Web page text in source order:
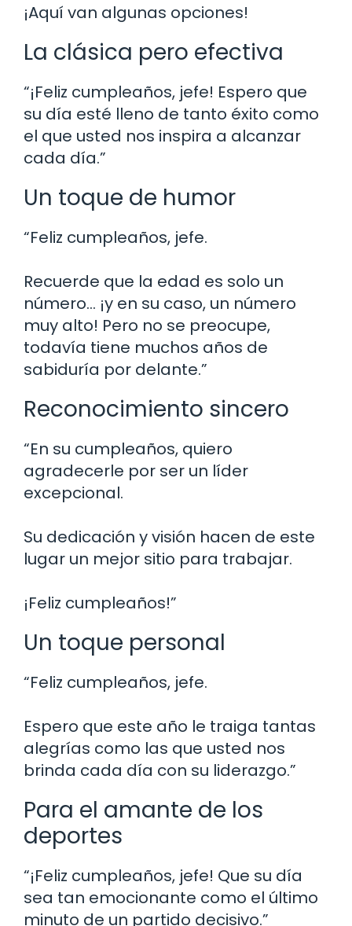
¡Aquí van algunas opciones!
La clásica pero efectiva
“¡Feliz cumpleaños, jefe! Espero que
su día esté lleno de tanto éxito como
el que usted nos inspira a alcanzar
cada día.”
Un toque de humor
“Feliz cumpleaños, jefe.
Recuerde que la edad es solo un
número… ¡y en su caso, un número
muy alto! Pero no se preocupe,
todavía tiene muchos años de
sabiduría por delante.”
Reconocimiento sincero
“En su cumpleaños, quiero
agradecerle por ser un líder
excepcional.
Su dedicación y visión hacen de este
lugar un mejor sitio para trabajar.
¡Feliz cumpleaños!”
Un toque personal
“Feliz cumpleaños, jefe.
Espero que este año le traiga tantas
alegrías como las que usted nos
brinda cada día con su liderazgo.”
Para el amante de los
deportes
“¡Feliz cumpleaños, jefe! Que su día
sea tan emocionante como el último
minuto de un partido decisivo.”